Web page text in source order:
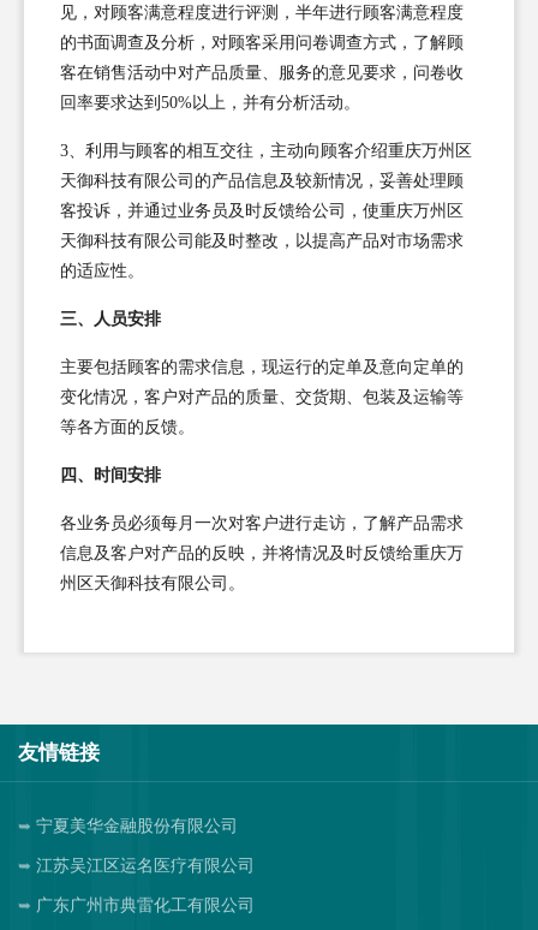
见，对顾客满意程度进行评测，半年进行顾客满意程度
的书面调查及分析，对顾客采用问卷调查方式，了解顾
客在销售活动中对产品质量、服务的意见要求，问卷收
回率要求达到50%以上，并有分析活动。
3、利用与顾客的相互交往，主动向顾客介绍重庆万州区
天御科技有限公司的产品信息及较新情况，妥善处理顾
客投诉，并通过业务员及时反馈给公司，使重庆万州区
天御科技有限公司能及时整改，以提高产品对市场需求
的适应性。
三、人员安排
主要包括顾客的需求信息，现运行的定单及意向定单的
变化情况，客户对产品的质量、交货期、包装及运输等
等各方面的反馈。
四、时间安排
各业务员必须每月一次对客户进行走访，了解产品需求
信息及客户对产品的反映，并将情况及时反馈给重庆万
州区天御科技有限公司。
友情链接
宁夏美华金融股份有限公司
江苏吴江区运名医疗有限公司
广东广州市典雷化工有限公司